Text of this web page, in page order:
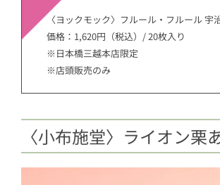
〈ヨックモック〉フルール・フルール 宇
価格：1,620円（税込）/ 20枚入り
※日本橋三越本店限定
※店頭販売のみ
〈小布施堂〉ライオン栗